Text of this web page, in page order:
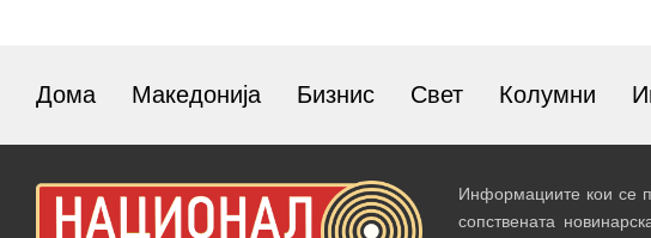
Дома Македонија Бизнис Свет Колумни
Информациите кои се
сопствената